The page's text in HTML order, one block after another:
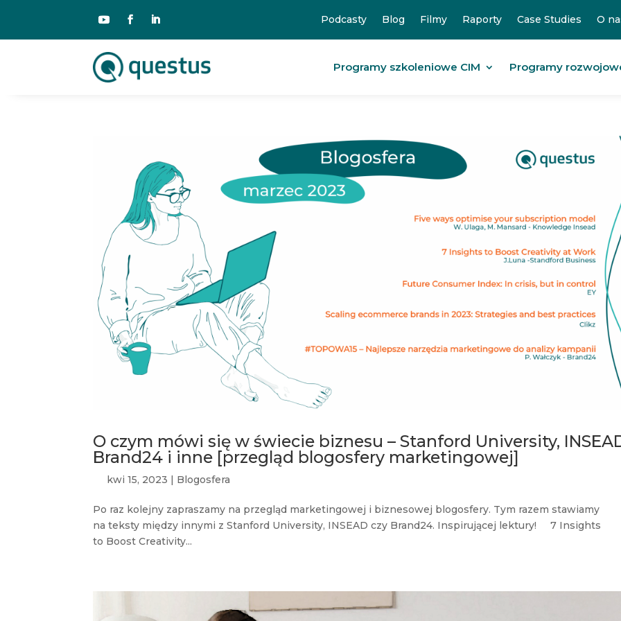
Podcasty Blog Filmy Raporty Case Studies O
Programy szkoleniowe CIM Programy
O czym mówi się w świecie biznesu – Stanford University,
Brand24 i inne [przegląd blogosfery marketingowej]
kwi 15, 2023 | Blogosfera
Po raz kolejny zapraszamy na przegląd marketingowej i biznesowej blogosfery. Tym razem stawiamy
na teksty między innymi z Stanford University, INSEAD czy Brand24. Inspirującej lektury! 7 Insights
to Boost Creativity...